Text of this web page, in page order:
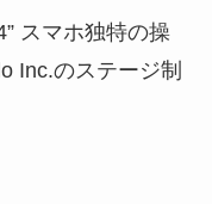
スマホ独特の操
Inc.のステージ制